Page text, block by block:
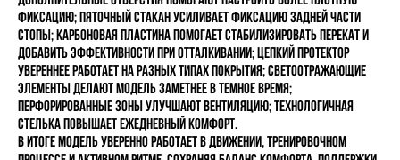
фиксацию; пяточный стакан усиливает фиксацию задней части
стопы; карбоновая пластина помогает стабилизировать перекат и
добавить эффективности при отталкивании; цепкий протектор
увереннее работает на разных типах покрытия; светоотражающие
элементы делают модель заметнее в темное время;
перфорированные зоны улучшают вентиляцию; технологичная
стелька повышает ежедневный комфорт.
В итоге модель уверенно работает в движении, тренировочном